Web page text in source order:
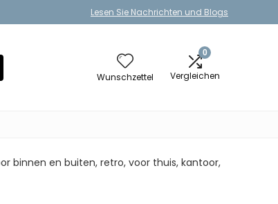
Lesen Sie Nachrichten und Blogs
Wunschzettel
0
Vergleichen
binnen en buiten, retro, voor thuis, kantoor,